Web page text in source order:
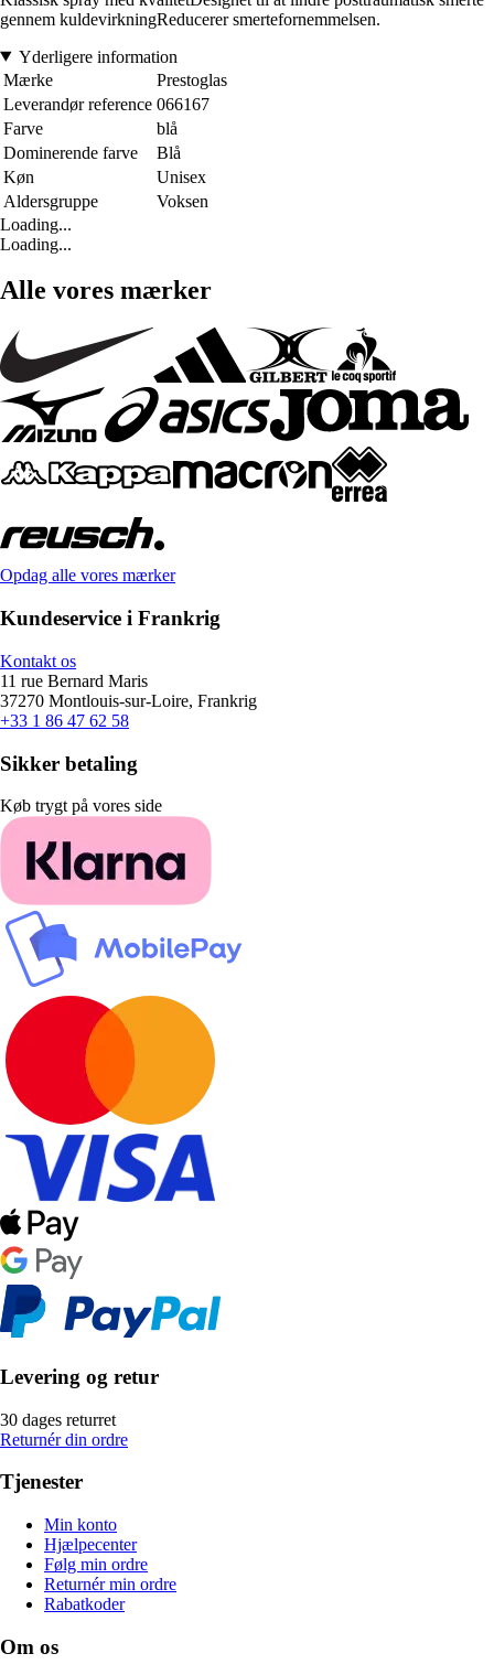
gennem kuldevirkningReducerer smertefornemmelsen.
Yderligere information
Mærke
Prestoglas
Leverandør reference 066167
Farve
blå
Dominerende farve
Blå
Køn
Unisex
Aldersgruppe
Voksen
Loading...
Loading...
Alle vores mærker
Opdag alle vores mærker
Kundeservice i Frankrig
Kontakt os
11 rue Bernard Maris
37270 Montlouis-sur-Loire, Frankrig
+33 1 86 47 62 58
Sikker betaling
Køb trygt på vores side
Levering og retur
30 dages returret
Returnér din ordre
Tjenester
Min konto
Hjælpecenter
Følg min ordre
Returnér min ordre
Rabatkoder
Om os